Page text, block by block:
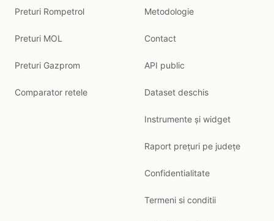
Preturi Rompetrol
Preturi MOL
Preturi Gazprom
Comparator retele
Metodologie
Contact
API public
Dataset deschis
Instrumente și widget
Raport prețuri pe județe
Confidentialitate
Termeni si conditii